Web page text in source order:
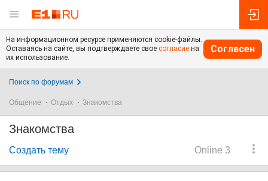
На информационном ресурсе применяются cookie-файлы.
Оставаясь на сайте, вы подтверждаете свое согласие на
их использование.
Согласен
Поиск по форумам
Общение Отдых Знакомства
Знакомства
Online 3
Создать тему